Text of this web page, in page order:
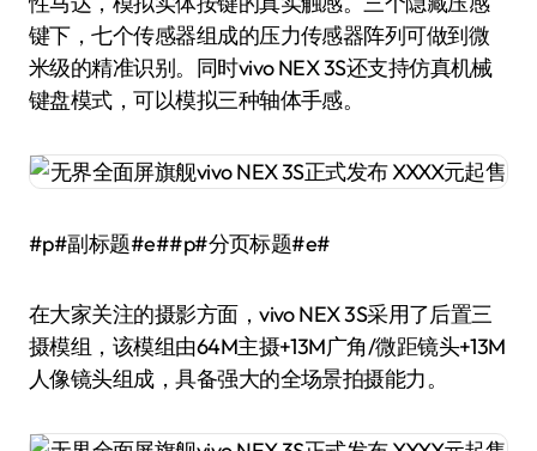
键下，七个传感器组成的压力传感器阵列可做到微
米级的精准识别。同时vivo NEX 3S还支持仿真机械
键盘模式，可以模拟三种轴体手感。
#p#副标题#e##p#分页标题#e#
在大家关注的摄影方面，vivo NEX 3S采用了后置三
摄模组，该模组由64M主摄+13M广角/微距镜头+13M
人像镜头组成，具备强大的全场景拍摄能力。